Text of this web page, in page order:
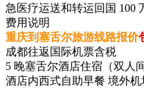
急医疗运送和转运回国 100
费用说明
重庆到塞舌尔旅游线路报价
成都往返国际机票含税
5 晚塞舌尔酒店住宿（双人间
酒店内西式自助早餐 境外机